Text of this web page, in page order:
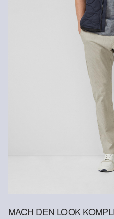
MACH DEN LOOK